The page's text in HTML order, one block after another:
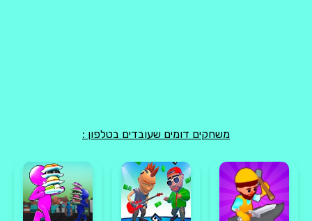
משחקים דומים שעובדים בטלפון :